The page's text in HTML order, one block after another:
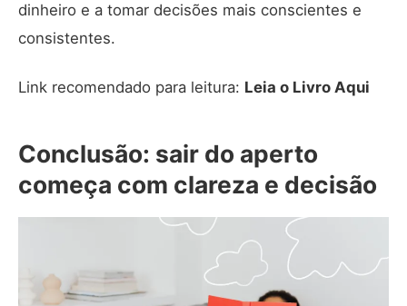
dinheiro e a tomar decisões mais conscientes e
consistentes.
Link recomendado para leitura: Leia o Livro Aqui
Conclusão: sair do aperto
começa com clareza e decisão